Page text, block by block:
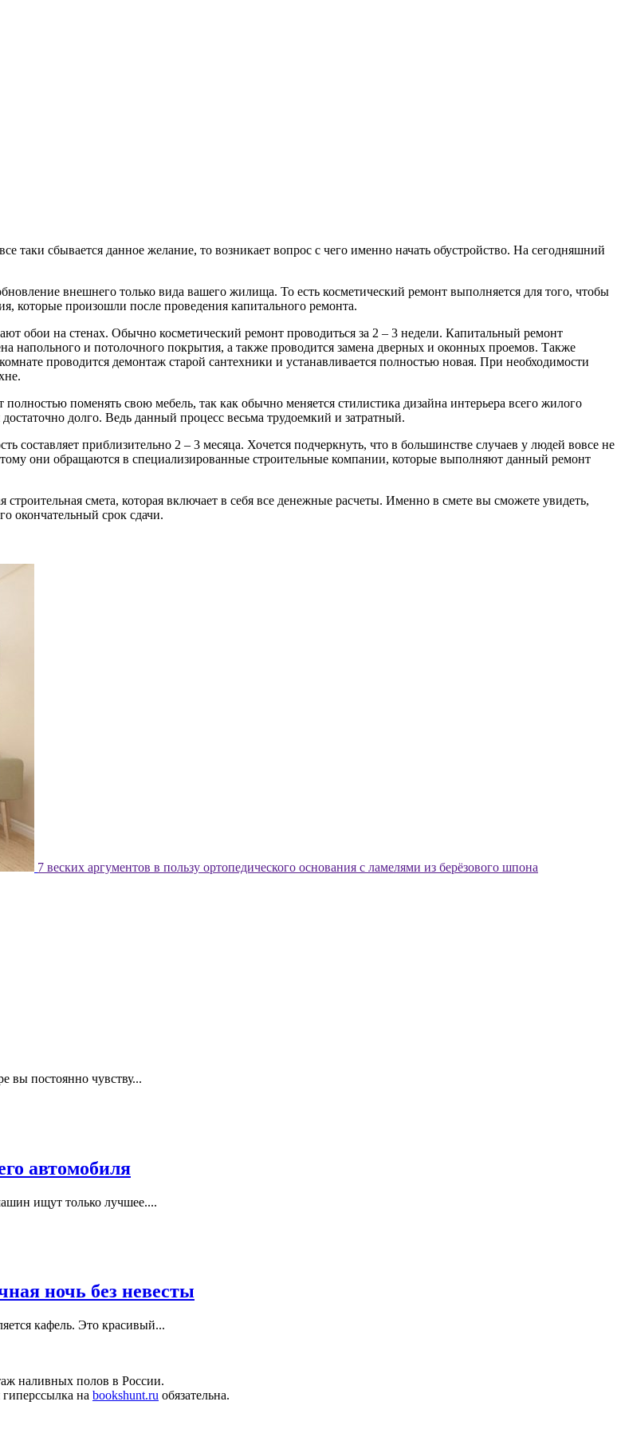
сбывается данное желание, то возникает вопрос с чего именно начать обустройство. На сегодняшний
внешнего только вида вашего жилища. То есть косметический ремонт выполняется для того, чтобы
которые произошли после проведения капитального ремонта.
обои на стенах. Обычно косметический ремонт проводиться за 2 – 3 недели. Капитальный ремонт
напольного и потолочного покрытия, а также проводится замена дверных и оконных проемов. Также
проводится демонтаж старой сантехники и устанавливается полностью новая. При необходимости
поменять свою мебель, так как обычно меняется стилистика дизайна интерьера всего жилого
достаточно долго. Ведь данный процесс весьма трудоемкий и затратный.
составляет приблизительно 2 – 3 месяца. Хочется подчеркнуть, что в большинстве случаев у людей вовсе не
они обращаются в специализированные строительные компании, которые выполняют данный ремонт
строительная смета, которая включает в себя все денежные расчеты. Именно в смете вы сможете увидеть,
окончательный срок сдачи.
7 веских аргументов в пользу ортопедического основания с ламелями из берёзового шпона
вы постоянно чувству...
автомобиля
ищут только лучшее....
ночь без невесты
кафель. Это красивый...
наливных полов в России.
на bookshunt.ru обязательна.